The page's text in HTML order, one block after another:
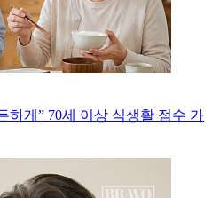
하게” 70세 이상 식생활 점수 가